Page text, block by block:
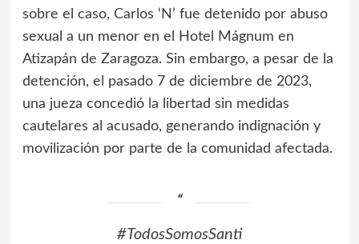
sobre el caso, Carlos ‘N’ fue detenido por abuso
sexual a un menor en el Hotel Mágnum en
Atizapán de Zaragoza. Sin embargo, a pesar de la
detención, el pasado 7 de diciembre de 2023,
una jueza concedió la libertad sin medidas
cautelares al acusado, generando indignación y
movilización por parte de la comunidad afectada.
#TodosSomosSanti